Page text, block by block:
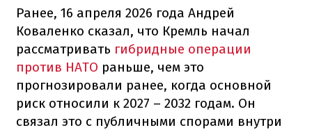
Ранее, 16 апреля 2026 года Андрей
Коваленко сказал, что Кремль начал
рассматривать гибридные операции
против НАТО раньше, чем это
прогнозировали ранее, когда основной
риск относили к 2027 – 2032 годам. Он
связал это с публичными спорами внутри